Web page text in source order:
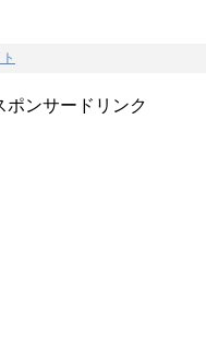
ポンサードリンク